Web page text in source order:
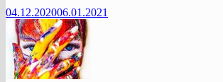
04.12.202006.01.2021